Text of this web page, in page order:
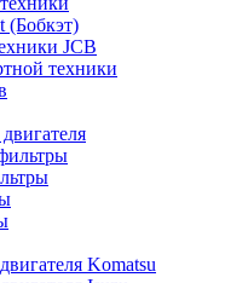
(Бобкэт)
JCB
техники
Komatsu